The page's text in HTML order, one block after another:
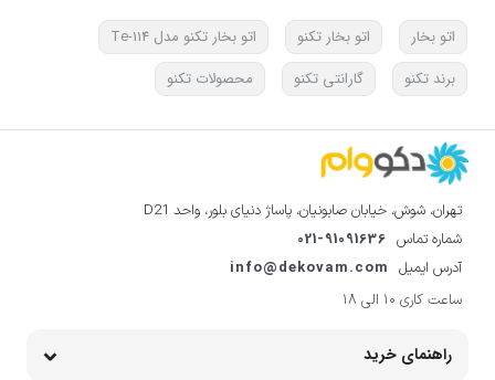
اتو بخار اتو بخار تکنو
اتو بخار تکنو مدل Te-114
برند تکنو
گارانتی تکنو محصولات تکنو
تهران، شوش، خیابان صابونیان، پاساژ دنیای بلور، واحد D21
شماره تماس 021-91091636
آدرس ایمیل info@dekovam.com
ساعت کاری 10 الی 18
راهنمای خرید